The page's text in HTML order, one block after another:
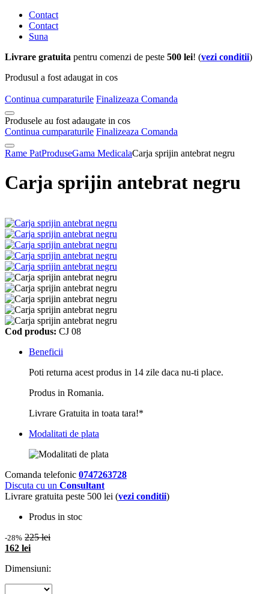
Contact
Contact
Suna
Livrare gratuita pentru comenzi de peste 500 lei! (vezi conditii)
Produsul a fost adaugat in cos
Continua cumparaturile Finalizeaza Comanda
Produsele au fost adaugate in cos
Continua cumparaturile Finalizeaza Comanda
Rame PatProduseGama MedicalaCarja sprijin antebrat negru
Carja sprijin antebrat negru
Cod produs: CJ 08
Beneficii
Poti returna acest produs in 14 zile daca nu-ti place.
Produs in Romania.
Livrare Gratuita in toata tara!*
Modalitati de plata
Comanda telefonic 0747263728
Discuta cu un Consultant
Livrare gratuita peste 500 lei (vezi conditii)
Produs in stoc
-28% 225 lei
162 lei
Dimensiuni: